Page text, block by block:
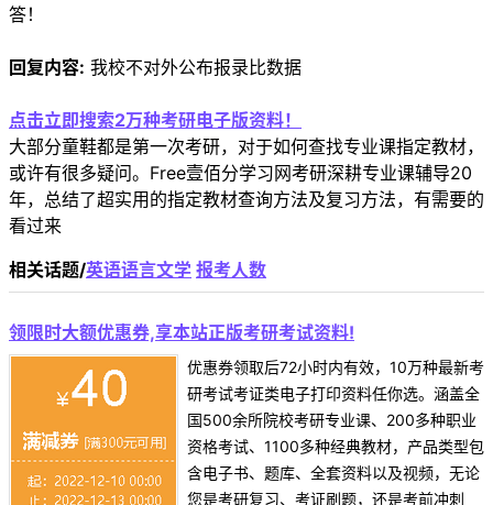
答！
回复内容: 我校不对外公布报录比数据
点击立即搜索2万种考研电子版资料！
大部分童鞋都是第一次考研，对于如何查找专业课指定教材，
或许有很多疑问。Free壹佰分学习网考研深耕专业课辅导20
年，总结了超实用的指定教材查询方法及复习方法，有需要的
看过来
相关话题/英语语言文学 报考人数
领限时大额优惠券,享本站正版考研考试资料!
优惠券领取后72小时内有效，10万种最新考
研考试考证类电子打印资料任你选。涵盖全
国500余所院校考研专业课、200多种职业
资格考试、1100多种经典教材，产品类型包
含电子书、题库、全套资料以及视频，无论
您是考研复习、考证刷题，还是考前冲刺